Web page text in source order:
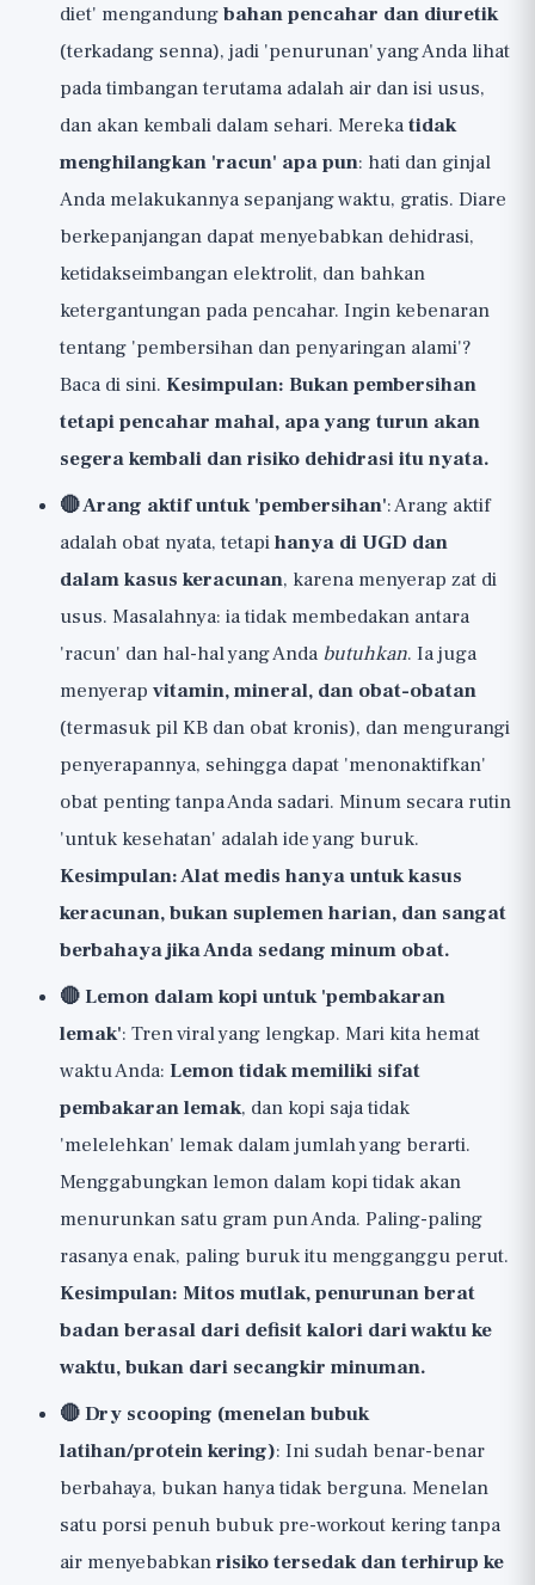
diet' mengandungbahan pencahar dan diuretik
(terkadang senna), jadi 'penurunan' yang Anda lihat
pada timbangan terutama adalah air dan isi usus,
dan akan kembali dalam sehari. Merekatidak
menghilangkan 'racun' apa pun: hati dan ginjal
Anda melakukannya sepanjang waktu, gratis. Diare
berkepanjangan dapat menyebabkan dehidrasi,
ketidakseimbangan elektrolit, dan bahkan
ketergantungan pada pencahar. Ingin kebenaran
tentang 'pembersihan dan penyaringan alami'?
Baca di sini. Kesimpulan: Bukan pembersihan
tetapi pencahar mahal, apa yang turun akan
segera kembali dan risiko dehidrasi itu nyata.
🔴 Arang aktif untuk 'pembersihan': Arang aktif
adalah obat nyata, tetapihanya di UGD dan
dalam kasus keracunan, karena menyerap zat di
usus. Masalahnya: ia tidak membedakan antara
'racun' dan hal-hal yang Anda butuhkan. Ia juga
menyerap vitamin, mineral, dan obat-obatan
(termasuk pil KB dan obat kronis), dan mengurangi
penyerapannya, sehingga dapat 'menonaktifkan'
obat penting tanpa Anda sadari. Minum secara rutin
'untuk kesehatan' adalah ide yang buruk.
Kesimpulan: Alat medis hanya untuk kasus
keracunan, bukan suplemen harian, dan sangat
berbahaya jika Anda sedang minum obat.
🔴 Lemon dalam kopi untuk 'pembakaran
lemak': Tren viral yang lengkap. Mari kita hemat
waktu Anda: Lemon tidak memiliki sifat
pembakaran lemak, dan kopi saja tidak
'melelehkan' lemak dalam jumlah yang berarti.
Menggabungkan lemon dalam kopi tidak akan
menurunkan satu gram pun Anda. Paling-paling
rasanya enak, paling buruk itu mengganggu perut.
Kesimpulan: Mitos mutlak, penurunan berat
badan berasal dari defisit kalori dari waktu ke
waktu, bukan dari secangkir minuman.
🔴 Dry scooping (menelan bubuk
latihan/protein kering): Ini sudah benar-benar
berbahaya, bukan hanya tidak berguna. Menelan
satu porsi penuh bubuk pre-workout kering tanpa
air menyebabkanrisiko tersedak dan terhirup ke